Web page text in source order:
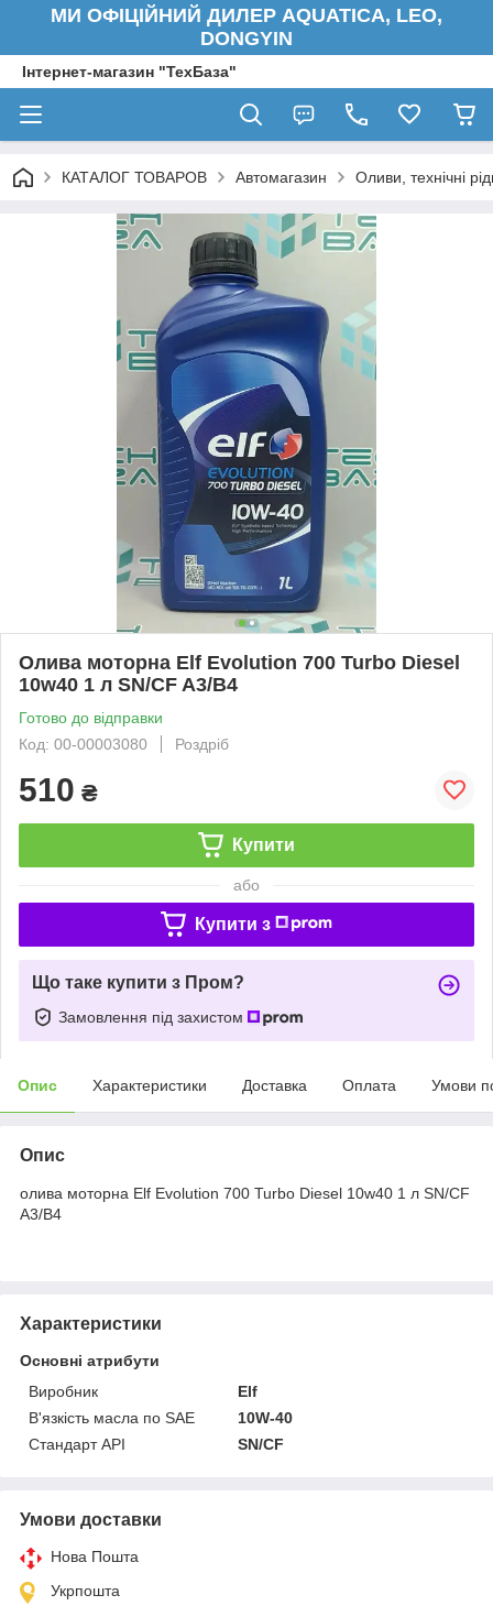
МИ ОФІЦІЙНИЙ ДИЛЕР AQUATICA, LEO,
DONGYIN
Інтернет-магазин "ТехБаза"
КАТАЛОГ ТОВАРОВ Автомагазин Оливи, технічні
Олива моторна Elf Evolution 700 Turbo Diesel
10w40 1 л SN/CF A3/B4
Готово до відправки
Код: 00-00003080
Роздріб
510 ₴
Купити
або
Купити з
Що таке купити з Пром?
Замовлення під захистом
Опис Характеристики Доставка Оплата Умови
Опис
олива моторна Elf Evolution 700 Turbo Diesel 10w40 1 л SN/CF
A3/B4
Характеристики
Основні атрибути
Виробник
Elf
В'язкість масла по SAE
10W-40
Стандарт API
SN/CF
Умови доставки
Нова Пошта
Укрпошта